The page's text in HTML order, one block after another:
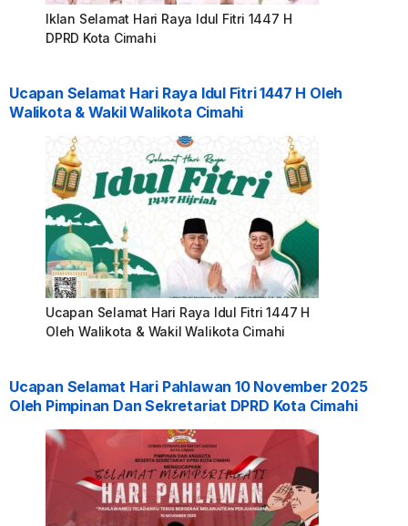
Iklan Selamat Hari Raya Idul Fitri 1447 H
DPRD Kota Cimahi
Ucapan Selamat Hari Raya Idul Fitri 1447 H Oleh
Walikota & Wakil Walikota Cimahi
Ucapan Selamat Hari Raya Idul Fitri 1447 H
Oleh Walikota & Wakil Walikota Cimahi
Ucapan Selamat Hari Pahlawan 10 November 2025
Oleh Pimpinan Dan Sekretariat DPRD Kota Cimahi